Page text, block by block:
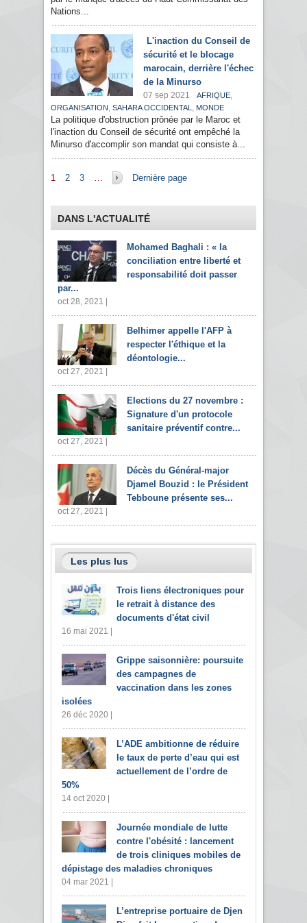
Nations...
L'inaction du Conseil de
sécurité et le blocage
marocain, derrière l'échec
de la Minurso
07 sep 2021 AFRIQUE,
ORGANISATION , SAHARA OCCIDENTAL , MONDE
La politique d'obstruction prônée par le Maroc et
l'inaction du Conseil de sécurité ont empêché la
Minurso d'accomplir son mandat qui consiste à...
Pages
1 2 3 … Dernière page
DANS L'ACTUALITÉ
Mohamed Baghali : « la
conciliation entre liberté et
responsabilité doit passer
par...
oct 28, 2021 |
Belhimer appelle l'AFP à
respecter l'éthique et la
déontologie...
oct 27, 2021 |
Elections du 27 novembre :
Signature d'un protocole
sanitaire préventif contre...
oct 27, 2021 |
Décès du Général-major
Djamel Bouzid : le Président
Tebboune présente ses...
oct 27, 2021 |
Les plus lus
Trois liens électroniques pour
le retrait à distance des
documents d'état civil
16 mai 2021 |
Grippe saisonnière: poursuite
des campagnes de
vaccination dans les zones
isolées
26 déc 2020 |
L’ADE ambitionne de réduire
le taux de perte d’eau qui est
actuellement de l’ordre de
50%
14 oct 2020 |
Journée mondiale de lutte
contre l'obésité : lancement
de trois cliniques mobiles de
dépistage des maladies chroniques
04 mar 2021 |
L’entreprise portuaire de Djen